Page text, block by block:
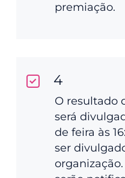
premiação.
4
O resultado
será
de feira às
ser